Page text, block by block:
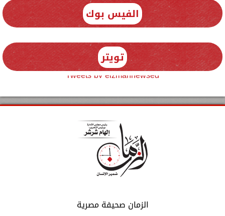
الفيس بوك
تويتر
Tweets by elzmannewseg
الزمان صحيفة مصرية